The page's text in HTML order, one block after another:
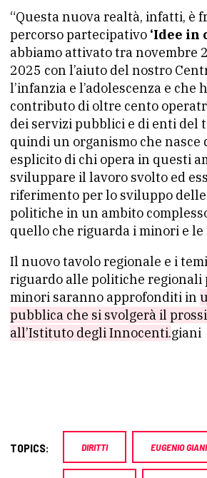
“Questa nuova realtà, infatti, è
percorso partecipativo ‘Idee in
abbiamo attivato tra novembre
2025 con l’aiuto del nostro
l’infanzia e l’adolescenza e che
contributo di oltre cento
dei servizi pubblici e di enti del
quindi un organismo che nasce
esplicito di chi opera in questi
sviluppare il lavoro svolto ed
riferimento per lo sviluppo
politiche in un ambito
quello che riguarda i minori e le
Il nuovo tavolo regionale e i
riguardo alle politiche regionali
minori saranno approfonditi in
pubblica che si svolgerà il
all’Istituto degli Innocenti.giani
TOPICS: DIRITTI EUGENIO GIANI